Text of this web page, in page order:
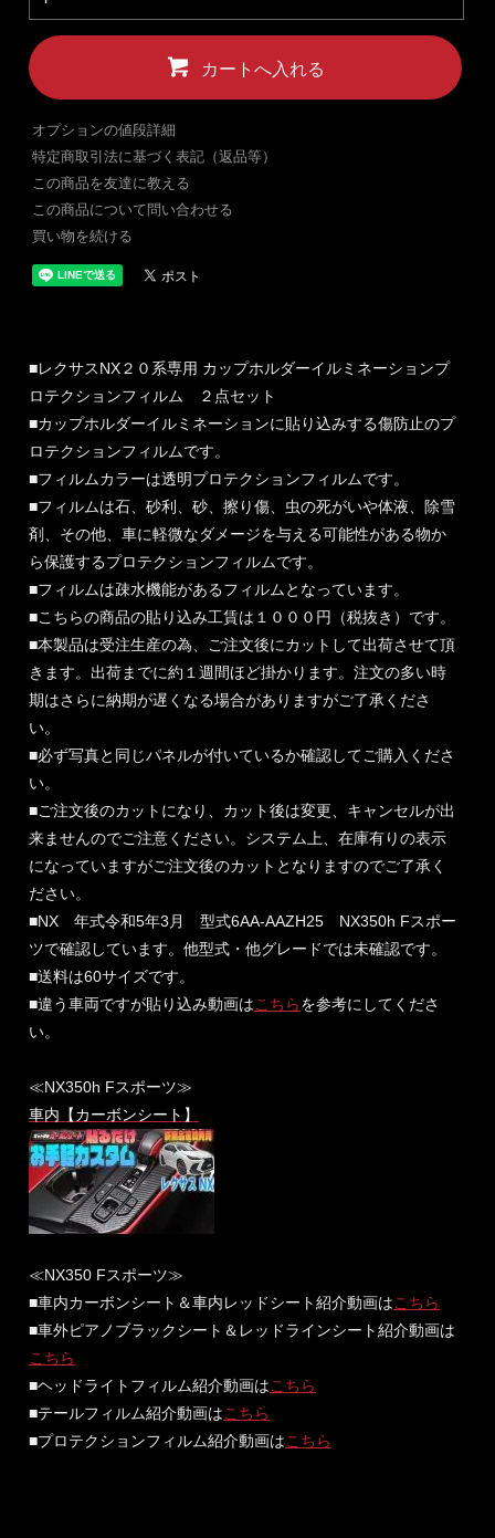
カートへ入れる
オプションの値段詳細
特定商取引法に基づく表記（返品等）
この商品を友達に教える
この商品について問い合わせる
買い物を続ける
■レクサスNX２０系専用 カップホルダーイルミネーションプ
ロテクションフィルム ２点セット
■カップホルダーイルミネーションに貼り込みする傷防止のプ
ロテクションフィルムです。
■フィルムカラーは透明プロテクションフィルムです。
■フィルムは石、砂利、砂、擦り傷、虫の死がいや体液、除雪
剤、その他、車に軽微なダメージを与える可能性がある物か
ら保護するプロテクションフィルムです。
■フィルムは疎水機能があるフィルムとなっています。
■こちらの商品の貼り込み工賃は１０００円（税抜き）です。
■本製品は受注生産の為、ご注文後にカットして出荷させて頂
きます。出荷までに約１週間ほど掛かります。注文の多い時
期はさらに納期が遅くなる場合がありますがご了承くださ
い。
■必ず写真と同じパネルが付いているか確認してご購入くださ
い。
■ご注文後のカットになり、カット後は変更、キャンセルが出
来ませんのでご注意ください。システム上、在庫有りの表示
になっていますがご注文後のカットとなりますのでご了承く
ださい。
■NX 年式令和5年3月 型式6AA-AAZH25 NX350h Fスポー
ツで確認しています。他型式・他グレードでは未確認です。
■送料は60サイズです。
■違う車両ですが貼り込み動画はこちらを参考にしてくださ
い。
≪NX350h Fスポーツ≫
車内【カーボンシート】
≪NX350 Fスポーツ≫
■車内カーボンシート＆車内レッドシート紹介動画はこちら
■車外ピアノブラックシート＆レッドラインシート紹介動画は
こちら
■ヘッドライトフィルム紹介動画はこちら
■テールフィルム紹介動画はこちら
■プロテクションフィルム紹介動画はこちら